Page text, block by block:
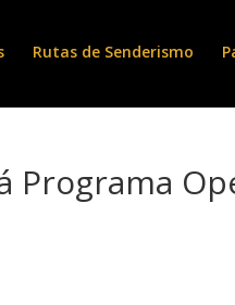
Rutas de Senderismo